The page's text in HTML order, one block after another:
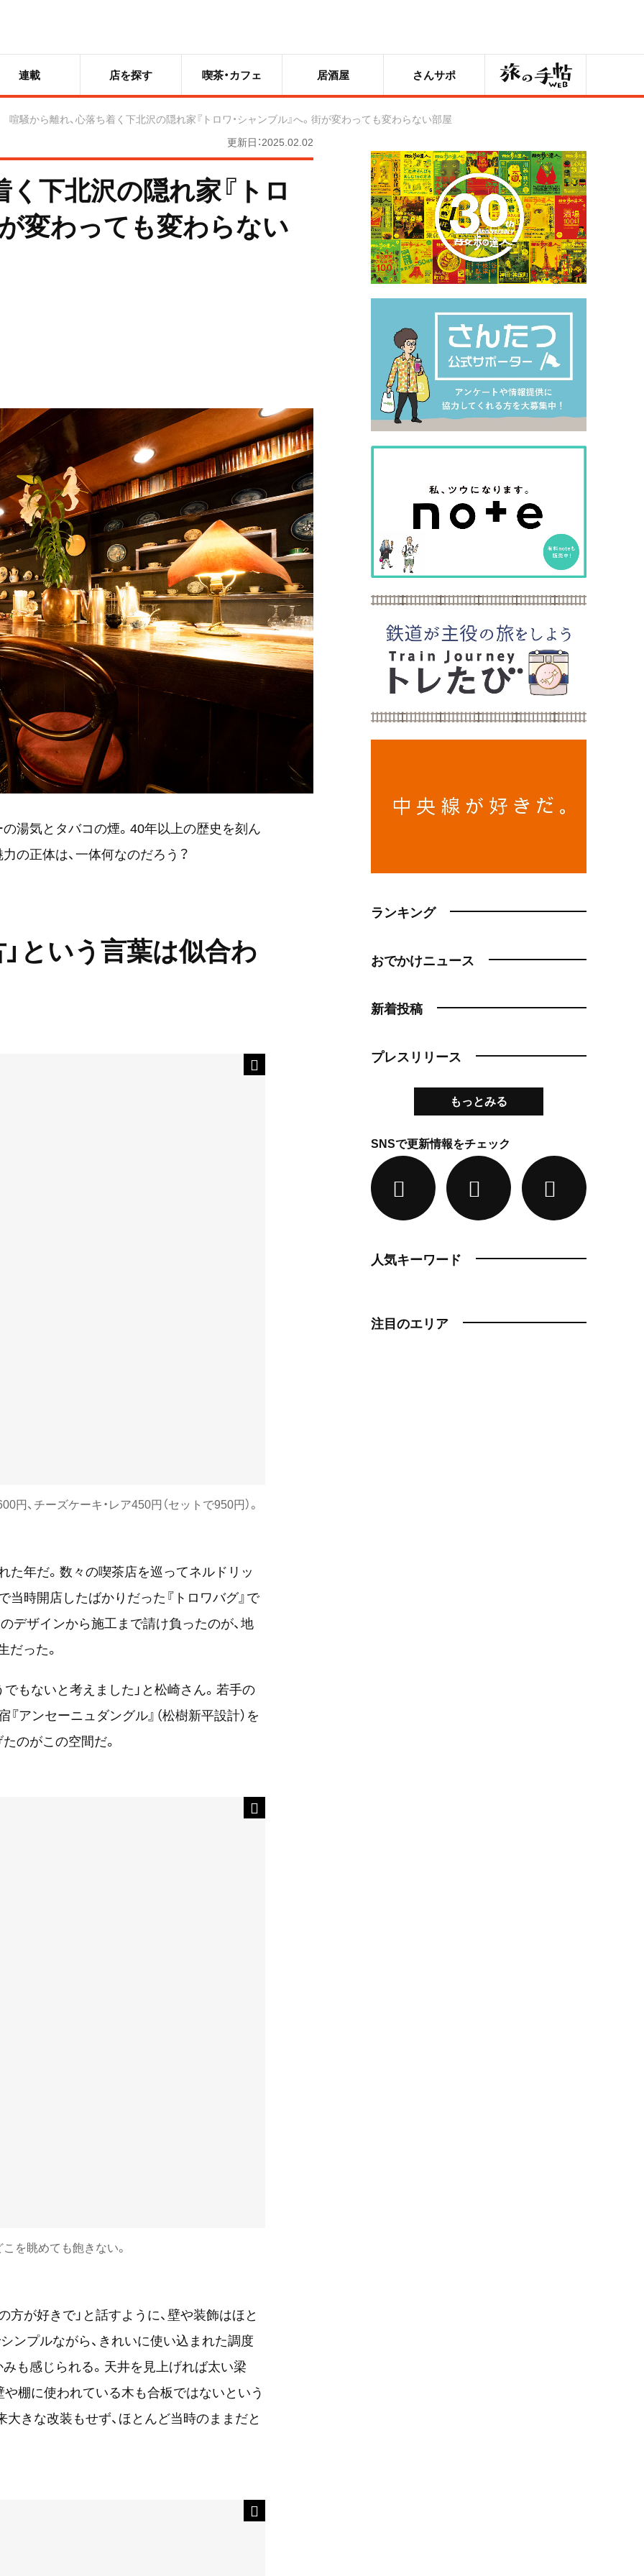
連載 店を探す 喫茶・カフェ 居酒屋 さんサポ 旅の手帖
喧騒から離れ、心落ち着く下北沢の隠れ家『トロワ・シャンブル』へ。街が変わっても変わらない部屋
更新日：2025.02.02
下北沢の隠れ家『トロ
変わっても変わらない
湯気とタバコの煙。40年以上の歴史を刻ん
の正体は、一体何なのだろう？
という言葉は似合わ
、チーズケーキ・レア450円（セットで950円）。
た年だ。数々の喫茶店を巡ってネルドリッ
当時開店したばかりだった『トロワバグ』で
デザインから施工まで請け負ったのが、地
だった。
もないと考えました」と松崎さん。若手の
アンセーニュダングル』（松樹新平設計）を
のがこの空間だ。
を眺めても飽きない。
が好きで」と話すように、壁や装飾はほと
ンプルながら、きれいに使い込まれた調度
も感じられる。天井を見上げれば太い梁
や棚に使われている木も合板ではないという
きな改装もせず、ほとんど当時のままだと
ランキング
おでかけニュース
新着投稿
プレスリリース
もっとみる
SNSで更新情報をチェック
人気キーワード
注目のエリア